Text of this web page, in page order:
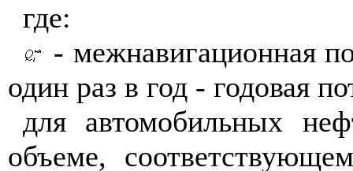
где:
- межнавигационная
один раз в год - годовая
для автомобильных
объеме,